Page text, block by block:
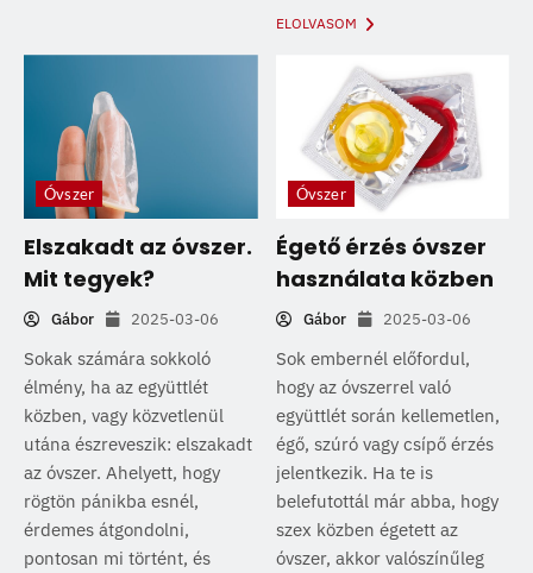
ELOLVASOM
Óvszer
Elszakadt az óvszer.
Mit tegyek?
Gábor 2025-03-06
Sokak számára sokkoló
élmény, ha az együttlét
közben, vagy közvetlenül
utána észreveszik: elszakadt
az óvszer. Ahelyett, hogy
rögtön pánikba esnél,
érdemes átgondolni,
pontosan mi történt, és
Óvszer
Égető érzés óvszer
használata közben
Gábor 2025-03-06
Sok embernél előfordul,
hogy az óvszerrel való
együttlét során kellemetlen,
égő, szúró vagy csípő érzés
jelentkezik. Ha te is
belefutottál már abba, hogy
szex közben égetett az
óvszer, akkor valószínűleg